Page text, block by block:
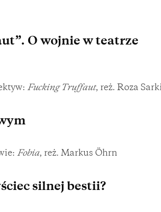
O wojnie w teatrze
Fucking Truffaut, reż. Roza
Fobia, reż. Markus Öhrn
silnej bestii?